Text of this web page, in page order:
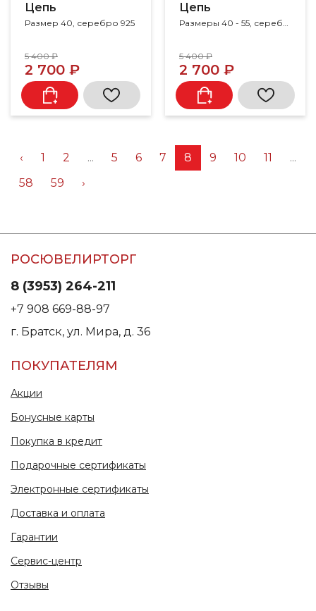
Цепь
Размер 40, серебро 925
5 400 ₽
2 700 ₽
Цепь
Размеры 40 - 55, серебро 925
5 400 ₽
2 700 ₽
‹ 1 2 ... 5 6 7 8 9 10 11
...
58
59 ›
РОСЮВЕЛИРТОРГ
8 (3953) 264-211
+7 908 669-88-97
г. Братск, ул. Мира, д. 36
ПОКУПАТЕЛЯМ
Акции
Бонусные карты
Покупка в кредит
Подарочные сертификаты
Электронные сертификаты
Доставка и оплата
Гарантии
Сервис-центр
Отзывы